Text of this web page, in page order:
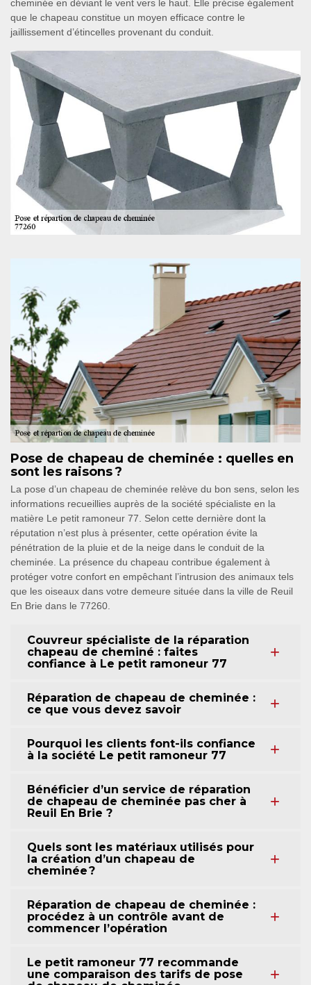
cheminée en déviant le vent vers le haut. Elle précise également
que le chapeau constitue un moyen efficace contre le
jaillissement d’étincelles provenant du conduit.
Pose de chapeau de cheminée : quelles en
sont les raisons ?
La pose d’un chapeau de cheminée relève du bon sens, selon les
informations recueillies auprès de la société spécialiste en la
matière Le petit ramoneur 77. Selon cette dernière dont la
réputation n’est plus à présenter, cette opération évite la
pénétration de la pluie et de la neige dans le conduit de la
cheminée. La présence du chapeau contribue également à
protéger votre confort en empêchant l’intrusion des animaux tels
que les oiseaux dans votre demeure située dans la ville de Reuil
En Brie dans le 77260.
Couvreur spécialiste de la réparation
chapeau de cheminé : faites
confiance à Le petit ramoneur 77
Réparation de chapeau de cheminée :
ce que vous devez savoir
Pourquoi les clients font-ils confiance
à la société Le petit ramoneur 77
Bénéficier d’un service de réparation
de chapeau de cheminée pas cher à
Reuil En Brie ?
Quels sont les matériaux utilisés pour
la création d’un chapeau de
cheminée ?
Réparation de chapeau de cheminée :
procédez à un contrôle avant de
commencer l’opération
Le petit ramoneur 77 recommande
une comparaison des tarifs de pose